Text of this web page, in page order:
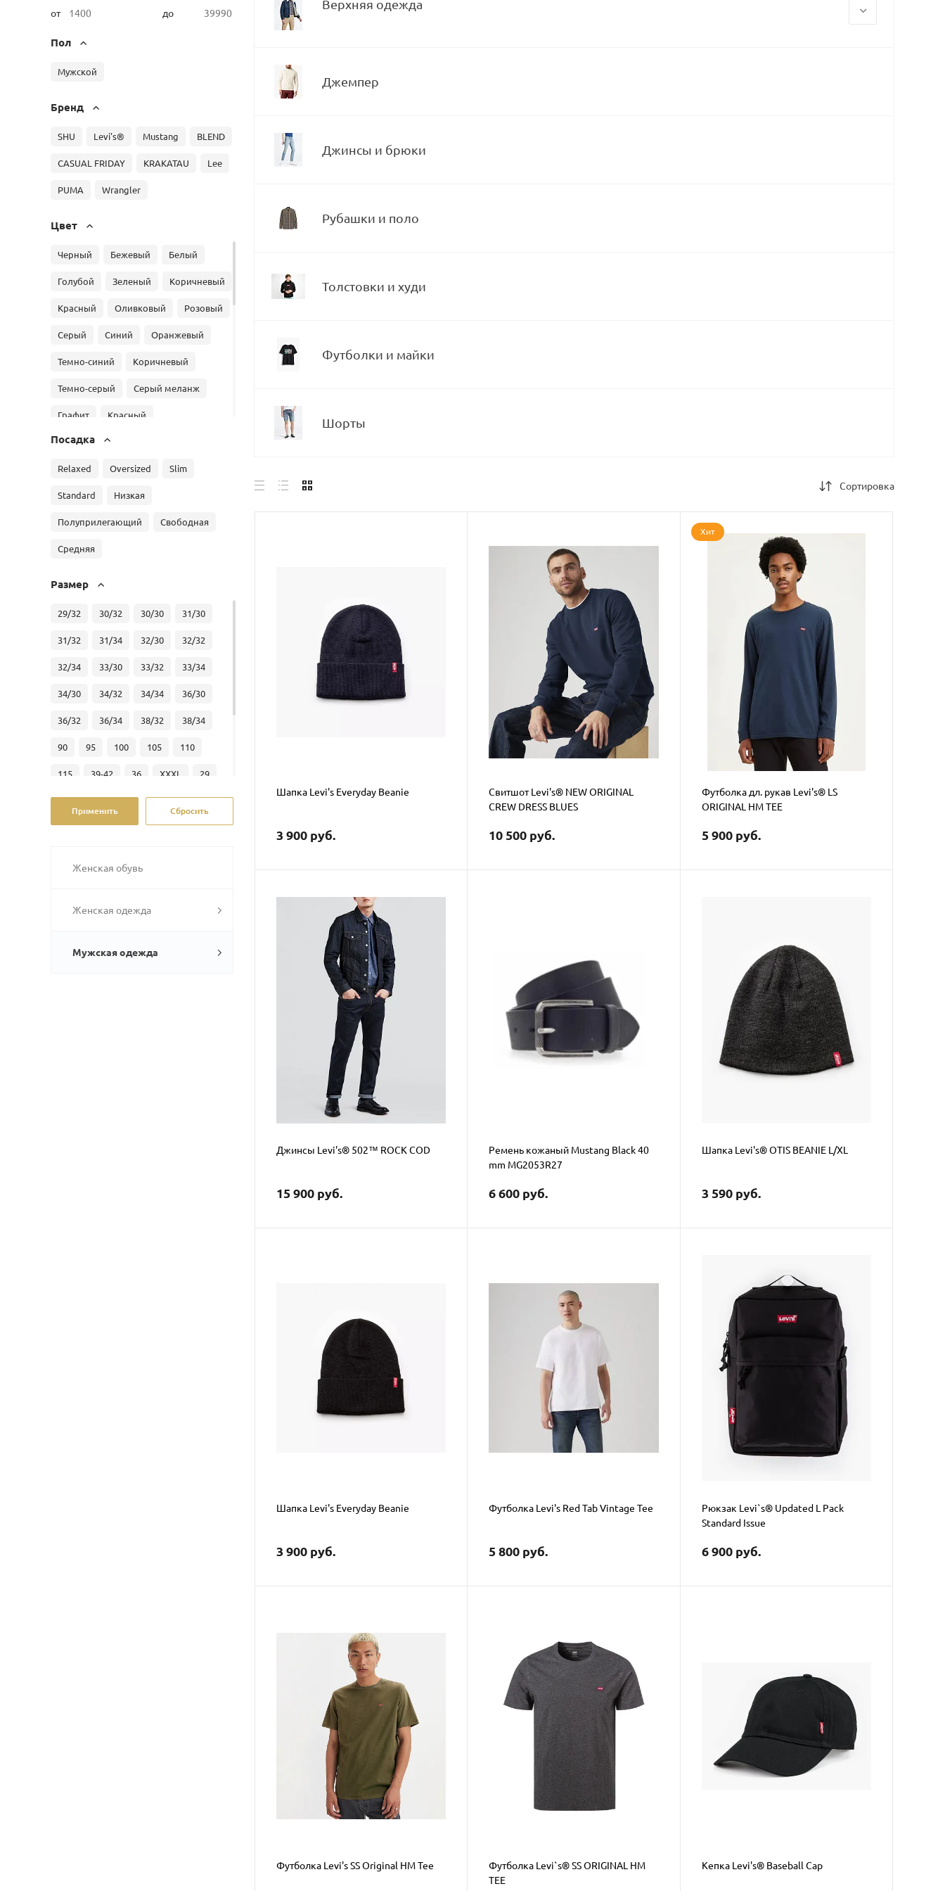
от до
Пол
Мужской
Бренд
SHU Levi's® Mustang BLEND
CASUAL FRIDAY KRAKATAU Lee
PUMA Wrangler
Цвет
Черный Бежевый Белый
Голубой Зеленый Коричневый
Красный Оливковый Розовый
Серый Синий Оранжевый
Темно-синий Коричневый
Темно-серый Серый меланж
Графит Красный
Полоска темно-синий/ белый
Светло-серый Серый
Темно-зеленый
Зеленый/ Серый/ Черный
Зеленый/ черный
Посадка
Relaxed Oversized Slim
Standard Низкая
Полуприлегающий Свободная
Средняя
Размер
29/32 30/32 30/30 31/30
31/32 31/34 32/30 32/32
32/34 33/30 33/32 33/34
34/30 34/32 34/34 36/30
36/32 36/34 38/32 38/34
90 95 100 105 110
115 39-42 36 XXXL 29
34 S M L
XL XXL 33 28/32 43-46
Женская обувь
Женская одежда
Мужская одежда
Верхняя одежда
Джемпер
Джинсы и брюки
Рубашки и поло
Толстовки и худи
Футболки и майки
Шорты
Сортировка
Шапка Levi's Everyday Beanie
3 900 руб.
Свитшот Levi's® NEW ORIGINAL
CREW DRESS BLUES
10 500 руб.
Хит
Футболка дл. рукав Levi's® LS
ORIGINAL HM TEE
5 900 руб.
Джинсы Levi's® 502™ ROCK COD
15 900 руб.
Ремень кожаный Mustang Black 40
mm MG2053R27
6 600 руб.
Шапка Levi's® OTIS BEANIE L/XL
3 590 руб.
Шапка Levi's Everyday Beanie
3 900 руб.
Футболка Levi's Red Tab Vintage Tee
5 800 руб.
Рюкзак Levi`s® Updated L Pack
Standard Issue
6 900 руб.
Футболка Levi's SS Original HM Tee
Футболка Levi`s® SS ORIGINAL HM
TEE
Кепка Levi's® Baseball Cap